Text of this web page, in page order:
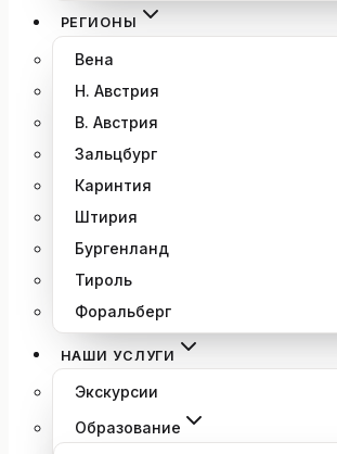
РЕГИОНЫ
Вена
Н. Австрия
В. Австрия
Зальцбург
Каринтия
Штирия
Бургенланд
Тироль
Форальберг
НАШИ УСЛУГИ
Экскурсии
Образование